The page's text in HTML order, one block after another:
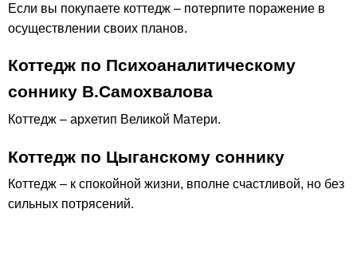
Если вы покупаете коттедж – потерпите поражение в
осуществлении своих планов.
Коттедж по Психоаналитическому
соннику В.Самохвалова
Коттедж – архетип Великой Матери.
Коттедж по Цыганскому соннику
Коттедж – к спокойной жизни, вполне счастливой, но без
сильных потрясений.